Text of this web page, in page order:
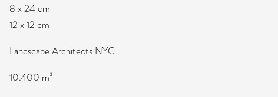
8 x 24 cm
12 x 12 cm
Landscape Architects NYC
10.400 m²